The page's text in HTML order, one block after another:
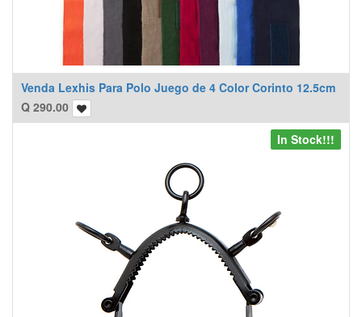
Venda Lexhis Para Polo Juego de 4 Color Corinto 12.5cm
Q 290.00
In Stock!!!